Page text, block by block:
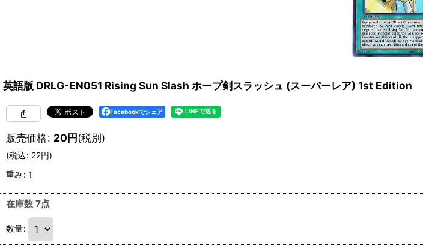
英語版 DRLG-EN051 Rising Sun Slash ホープ剣スラッシュ (スーパーレア) 1st Edition
Facebookでシェア
販売価格: 20円(税別)
(税込: 22円)
重み: 1
在庫数 7点
数量: